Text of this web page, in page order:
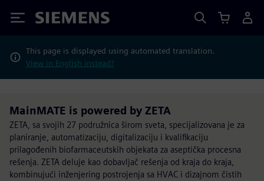
Siemens
This page is displayed using automated translation.
View in English instead?
MainMATE is powered by ZETA
ZETA, sa svojih 27 podružnica širom sveta, specijalizovana je za
planiranje, automatizaciju, digitalizaciju i kvalifikaciju
prilagođenih biofarmaceutskih objekata za aseptička procesna
rešenja. ZETA deluje kao dobavljač rešenja od kraja do kraja,
kombinujući inženjering postrojenja sa HVAC i dizajnom čistih